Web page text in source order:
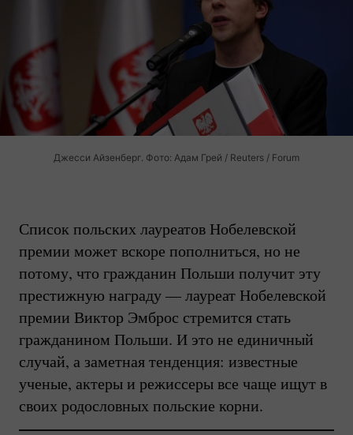
Джесси Айзенберг. Фото: Адам Грей / Reuters / Forum
Список польских лауреатов Нобелевской
премии может вскоре пополниться, но не
потому, что гражданин Польши получит эту
престижную награду — лауреат Нобелевской
премии Виктор Эмброс стремится стать
гражданином Польши. И это не единичный
случай, а заметная тенденция: известные
ученые, актеры и режиссеры все чаще ищут в
своих родословных польские корни.